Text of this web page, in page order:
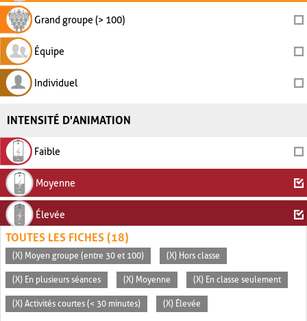
Grand groupe (> 100)
Équipe
Individuel
INTENSITÉ D'ANIMATION
Faible
Moyenne
Élevée
TOUTES LES FICHES (18)
(X) Moyen groupe (entre 30 et 100) (X) Hors classe
(X) En plusieurs séances (X) Moyenne (X) En classe seulement
(X) Activités courtes (< 30 minutes) (X) Élevée